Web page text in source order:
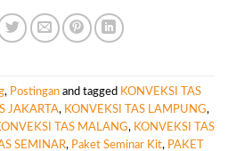
, Postinganand tagged KONVEKSI TAS
JAKARTA, KONVEKSI TAS LAMPUNG,
TAS MALANG, KONVEKSI TAS
SEMINAR, Paket Seminar Kit, PAKET